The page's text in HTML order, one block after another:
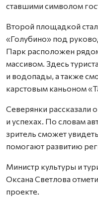
ставшими символом
Второй площадкой
«Голубино» под
Парк расположен
массивом. Здесь
и водопады, а также
карстовым каньоном
Северянки рассказали
и успехах. По словам
зритель сможет
помогают развитию
Министр культуры и
Оксана Светлова
проекте.